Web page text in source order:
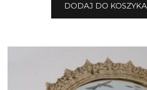
DODAJ DO KOSZYKA